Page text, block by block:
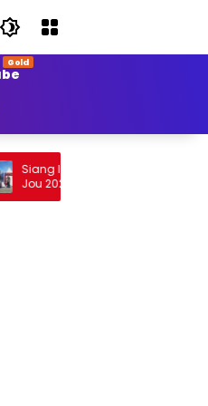
Ini Opening Festival Tao Toba Jou
2026 di Onan Baru Pangururan:
Dihibur Marsada Band